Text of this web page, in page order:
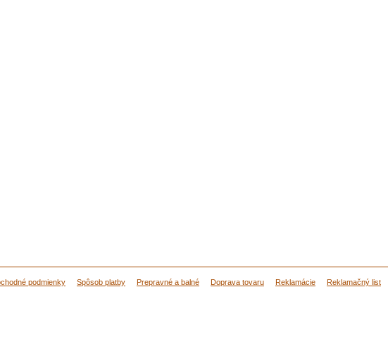
podmienky Spôsob platby Prepravné a balné Doprava tovaru Reklamácie Reklamačný list